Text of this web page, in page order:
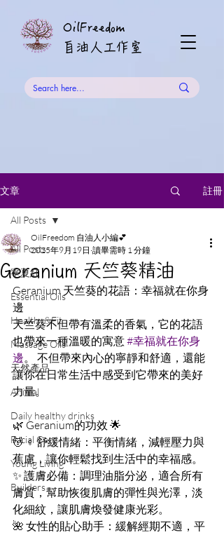
OilFreedom
​自油人工作室
文章 註冊
All Posts
寧夏紅
Essential Oils
Healthy&Fit
Massage Oils
天然產品
Animal
Daily healthy drinks
Facial Care
Young Living
Builders
All Posts
Geranium 天竺葵精油
OilFreedom 自油人小編💕
2025年9月19日 讀畢需時 1 分鐘
Geranium 天竺葵的花語：幸福就在你身
邊
天竺葵不但帶有溫柔的香氣，它的花語
也帶來一種溫暖的寓意 #幸福就在你身
邊。 不但帶來內心的寧靜和舒適，還能
讓你在日常生活中感受到它帶來的美好
力量。
🌿 Geranium的功效 🌟
💆 ♀️ 舒緩情緒：平衡情緒，減輕壓力與
蕉慮，讓你輕鬆找到生活中的幸福感。
✨ 護膚必備：調理油脂分泌，適合所有
膚質，幫助恢復肌膚的彈性與光澤，淡
化細紋，讓肌膚煥發健康光彩。
🌺 女性的貼心助手：緩解經期不適，平